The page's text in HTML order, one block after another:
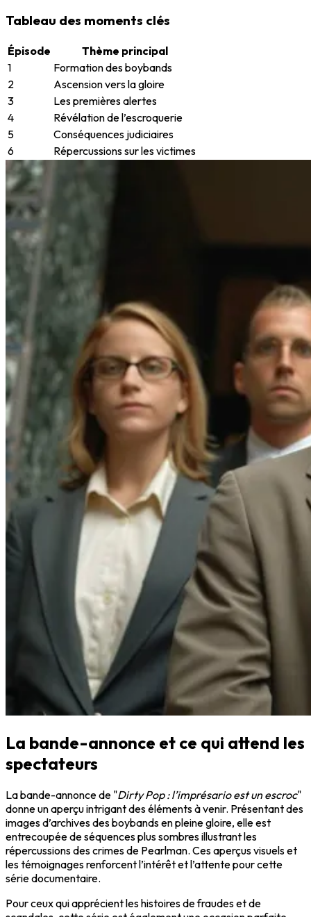
Tableau des moments clés
Épisode
Thème principal
1
Formation des boybands
2
Ascension vers la gloire
3
Les premières alertes
4
Révélation de l’escroquerie
5
Conséquences judiciaires
6
Répercussions sur les victimes
La bande-annonce et ce qui attend les
spectateurs
La bande-annonce de "Dirty Pop : l’imprésario est un escroc"
donne un aperçu intrigant des éléments à venir. Présentant des
images d’archives des boybands en pleine gloire, elle est
entrecoupée de séquences plus sombres illustrant les
répercussions des crimes de Pearlman. Ces aperçus visuels et
les témoignages renforcent l’intérêt et l’attente pour cette
série documentaire.
Pour ceux qui apprécient les histoires de fraudes et de